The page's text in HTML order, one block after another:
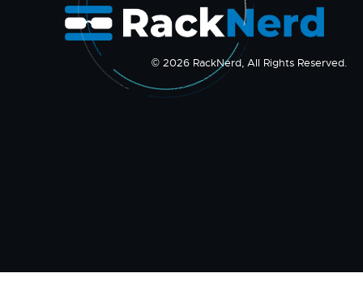
© 2026 RackNerd, All Rights Reserved.